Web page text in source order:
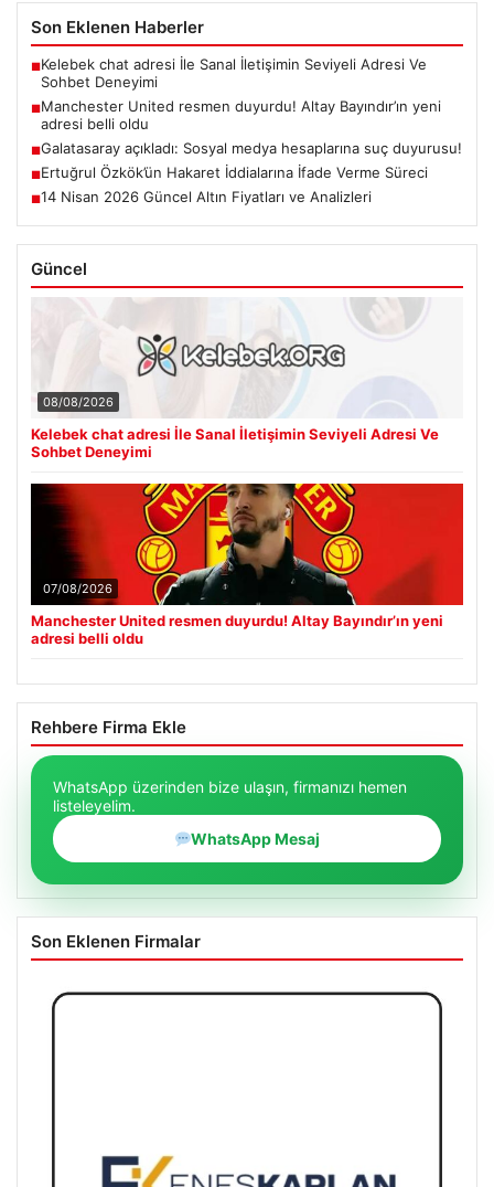
Son Eklenen Haberler
■Kelebek chat adresi İle Sanal İletişimin Seviyeli Adresi Ve
Sohbet Deneyimi
■Manchester United resmen duyurdu! Altay Bayındır’ın yeni
adresi belli oldu
■Galatasaray açıkladı: Sosyal medya hesaplarına suç duyurusu!
■Ertuğrul Özkök’ün Hakaret İddialarına İfade Verme Süreci
■14 Nisan 2026 Güncel Altın Fiyatları ve Analizleri
Güncel
08/08/2026
Kelebek chat adresi İle Sanal İletişimin Seviyeli Adresi Ve
Sohbet Deneyimi
07/08/2026
Manchester United resmen duyurdu! Altay Bayındır’ın yeni
adresi belli oldu
Rehbere Firma Ekle
WhatsApp üzerinden bize ulaşın, firmanızı hemen
listeleyelim.
WhatsApp Mesaj
Son Eklenen Firmalar